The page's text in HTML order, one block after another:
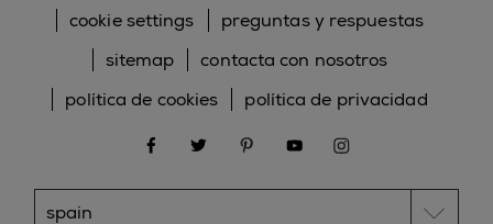
cookie settings
preguntas y respuestas
sitemap
contacta con nosotros
política de cookies
política de privacidad
facebooktwitter pinterestyoutubeinstagram